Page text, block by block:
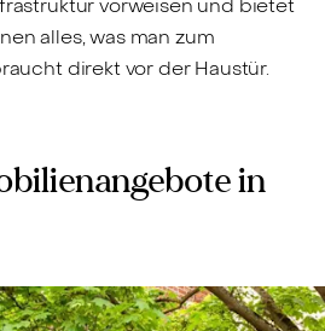
vorweisen und bietet
alles, was man zum
direkt vor der Haustür.
in